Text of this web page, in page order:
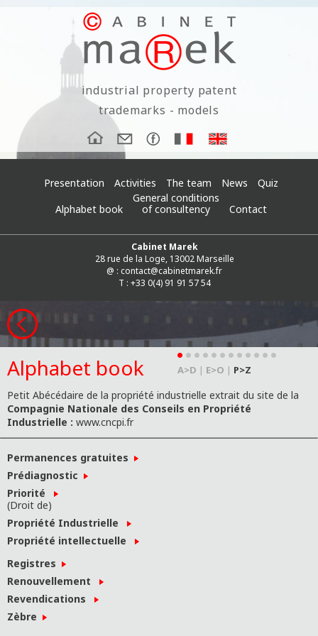
industrial property patent
trademarks - models
Presentation Activities The team News
Quiz
Alphabet book
General conditions
of consultency
Contact
Cabinet Marek
28 rue de la Loge, 13002 Marseille
@ : contact@cabinetmarek.fr
T : +33 0(4) 91 91 57 54
Alphabet book A>D | E>O | P>Z
Petit Abécédaire de la propriété industrielle extrait du site de la
Compagnie Nationale des Conseils en Propriété
Industrielle : www.cncpi.fr
Permanences gratuites
Prédiagnostic
Priorité
(Droit de)
Propriété Industrielle
Propriété intellectuelle
Registres
Renouvellement
Revendications
Zèbre